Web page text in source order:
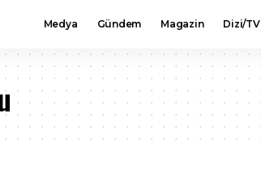
Medya Gündem Magazin Dizi/TV